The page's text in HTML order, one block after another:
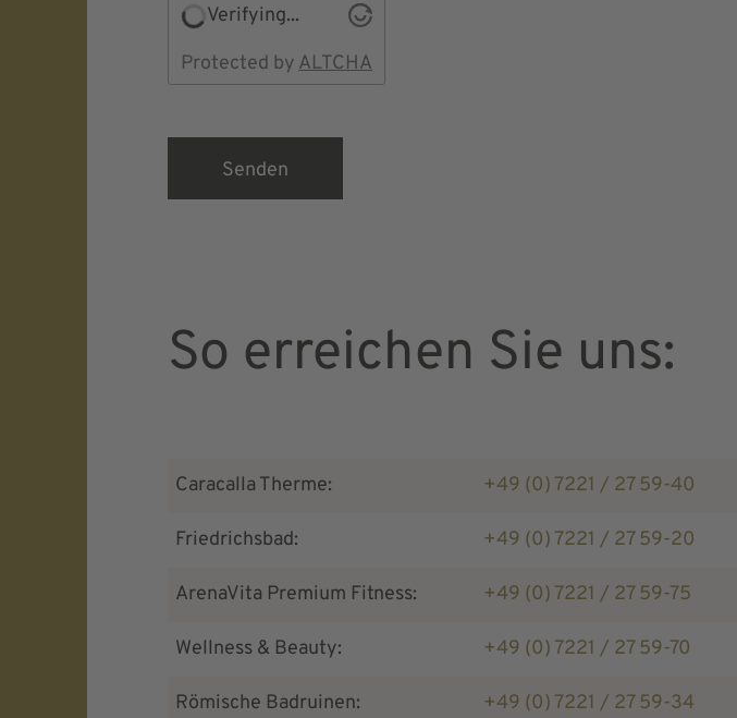
Verifying...
Protected byALTCHA
So erreichen Sie uns:
Caracalla Therme: +49 (0) 7221 / 27 59-40
Friedrichsbad: +49 (0) 7221 / 27 59-20
ArenaVita Premium Fitness: +49 (0) 7221 / 27 59-75
Wellness & Beauty: +49 (0) 7221 / 27 59-70
Römische Badruinen: +49 (0) 7221 / 27 59-34